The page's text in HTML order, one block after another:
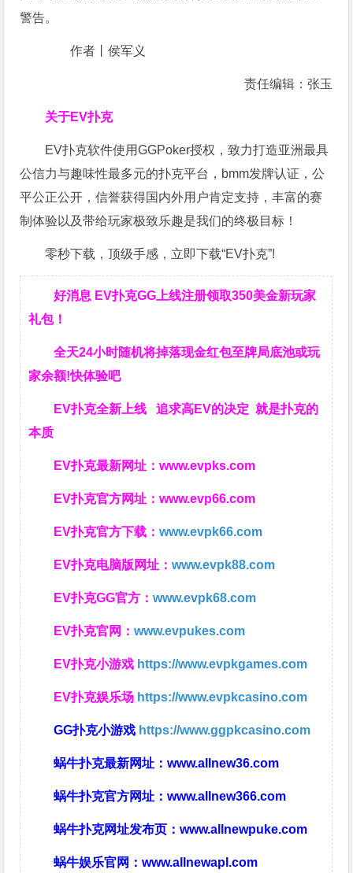
警告。
作者丨侯军义
责任编辑：张玉
关于EV扑克
EV扑克软件使用GGPoker授权，致力打造亚洲最具
公信力与趣味性最多元的扑克平台，bmm发牌认证，公
平公正公开，信誉获得国内外用户肯定支持，丰富的赛
制体验以及带给玩家极致乐趣是我们的终极目标！
零秒下载，顶级手感，立即下载“EV扑克”!
好消息 EV扑克GG上线注册领取350美金新玩家
礼包！
全天24小时随机将掉落现金红包至牌局底池或玩
家余额!快体验吧
EV扑克全新上线 追求高EV的决定就是扑克的
本质
EV扑克最新网址：www.evpks.com
EV扑克官方网址：www.evp66.com
EV扑克官方下载：www.evpk66.com
EV扑克电脑版网址：www.evpk88.com
EV扑克GG官方：www.evpk68.com
EV扑克官网：www.evpukes.com
EV扑克小游戏 https://www.evpkgames.com
EV扑克娱乐场 https://www.evpkcasino.com
GG扑克小游戏 https://www.ggpkcasino.com
蜗牛扑克最新网址：www.allnew36.com
蜗牛扑克官方网址：www.allnew366.com
蜗牛扑克网址发布页：www.allnewpuke.com
蜗牛娱乐官网：www.allnewapl.com